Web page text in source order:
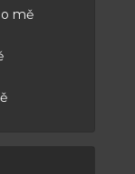
o mě